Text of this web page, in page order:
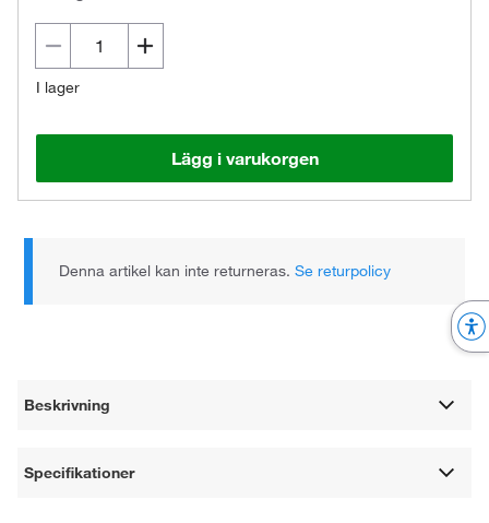
I lager
Lägg i varukorgen
Denna artikel kan inte returneras.Se returpolicy
Beskrivning
Specifikationer